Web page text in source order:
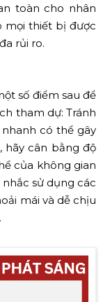
toàn cho nhân
mọi thiết bị được
rủi ro.
số điểm sau để
tham dự: Tránh
có thể gây
hãy cân bằng độ
của không gian
nhắc sử dụng các
mái và dễ chịu